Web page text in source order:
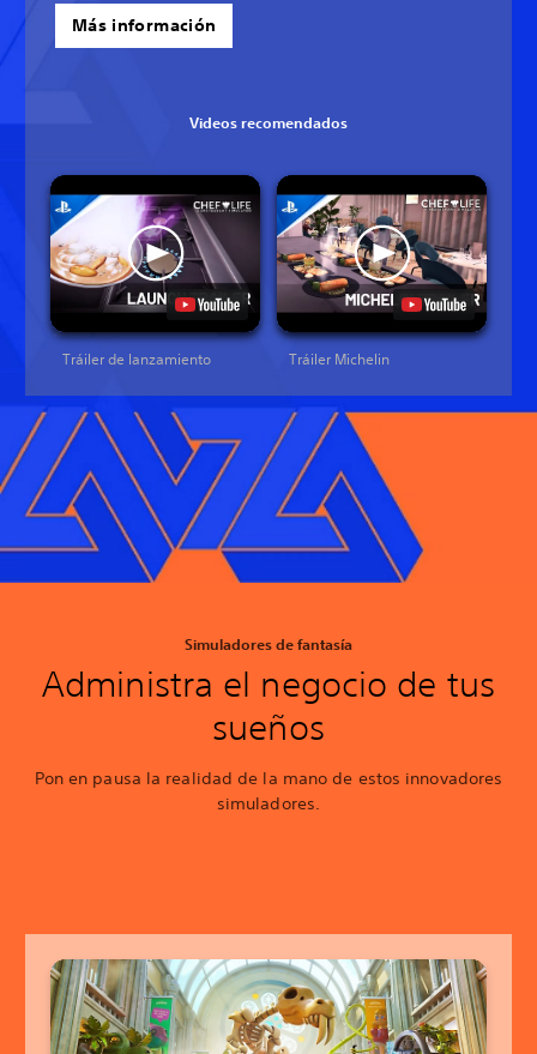
Más información
Videos recomendados
Tráiler de lanzamiento Tráiler Michelin
Simuladores de fantasía
Administra el negocio de tus
sueños
Pon en pausa la realidad de la mano de estos innovadores
simuladores.